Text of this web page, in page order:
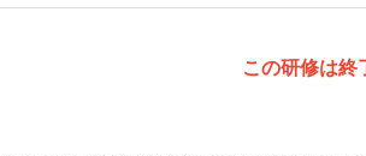
この研修は終